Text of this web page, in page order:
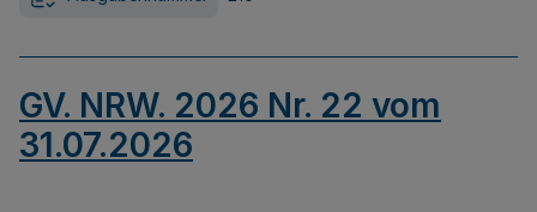
GV. NRW. 2026 Nr. 22 vom
31.07.2026